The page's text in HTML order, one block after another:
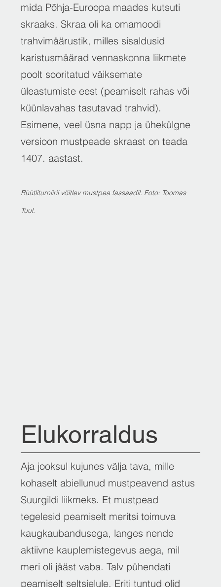
mida Põhja-Euroopa maades kutsuti
skraaks. Skraa oli ka omamoodi
trahvimäärustik, milles sisaldusid
karistusmäärad vennaskonna liikmete
poolt sooritatud väiksemate
üleastumiste eest (peamiselt rahas või
küünlavahas tasutavad trahvid).
Esimene, veel üsna napp ja ühekülgne
versioon mustpeade skraast on teada
1407. aastast.
Rüütliturniiril võitlev mustpea fassaadil. Foto: Toomas
Tuul.
Elukorraldus
Aja jooksul kujunes välja tava, mille
kohaselt abiellunud mustpeavend astus
Suurgildi liikmeks. Et mustpead
tegelesid peamiselt meritsi toimuva
kaugkaubandusega, langes nende
aktiivne kauplemistegevus aega, mil
meri oli jääst vaba. Talv pühendati
peamiselt seltsielule. Eriti tuntud olid